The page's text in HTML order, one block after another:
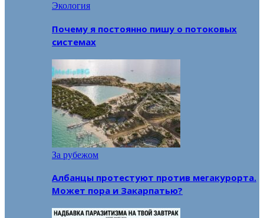
Экология
Почему я постоянно пишу о потоковых
системах
За рубежом
Албанцы протестуют против мегакурорта.
Может пора и Закарпатью?